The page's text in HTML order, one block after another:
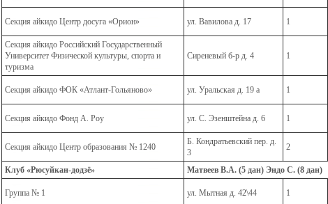
Секция айкидо Центр досуга «Орион» ул. Вавилова д. 17 1
Секция айкидо Российский Государственный
Университет Физической культуры, спорта и
туризма
Сиреневый б-р д. 4 1
Секция айкидо ФОК «Атлант-Гольяново» ул. Уральская д. 19 а 1
Секция айкидо Фонд А. Роу ул. С. Эзенштейна д. 6 1
Секция айкидо Центр образования № 1240
Б. Кондратьевский пер. д.
3
2
Клуб «Рюсуйкан-додзё»
Матвеев В.А. (5 дан) Эндо С. (8 дан)
Группа № 1 ул. Мытная д. 42\44 1